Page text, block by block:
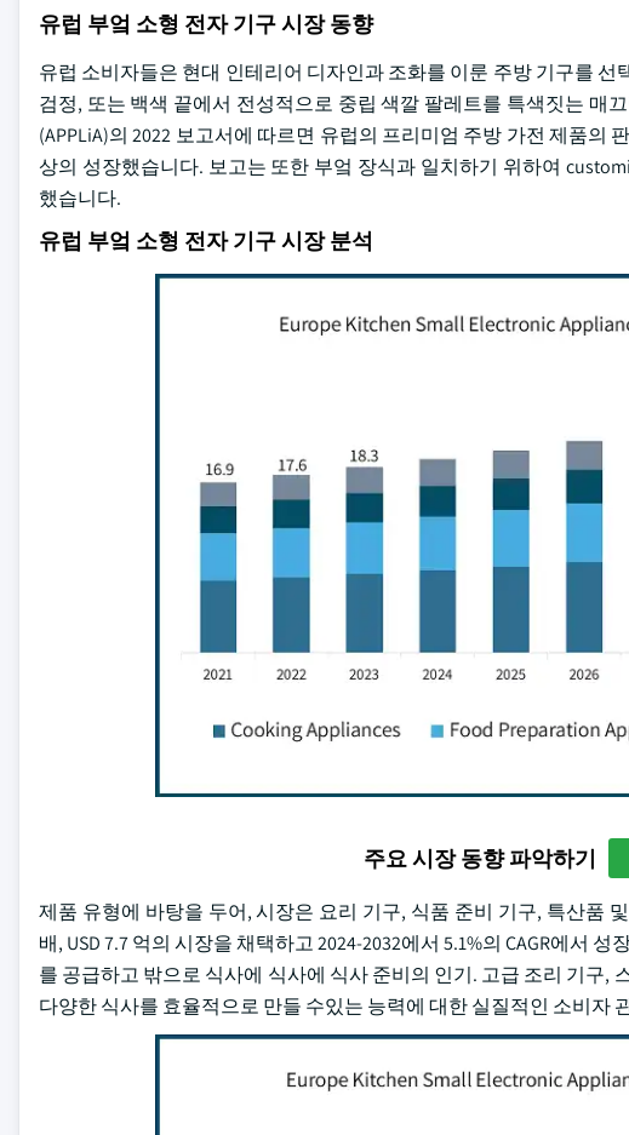
유럽 부엌 소형 전자 기구 시장 동향
유럽 소비자들은 현대 인테리어 디자인과 조화를 이룬 주방 기구를
검정, 또는 백색 끝에서 전성적으로 중립 색깔 팔레트를 특색짓는 매
(APPLiA)의 2022 보고서에 따르면 유럽의 프리미엄 주방 가전 제품의
상의 성장했습니다. 보고는 또한 부엌 장식과 일치하기 위하여
했습니다.
유럽 부엌 소형 전자 기구 시장 분석
주요 시장 동향 파악하기
제품 유형에 바탕을 두어, 시장은 요리 기구, 식품 준비 기구, 특산품
배, USD 7.7 억의 시장을 채택하고 2024-2032에서 5.1%의 CAGR에서
를 공급하고 밖으로 식사에 식사에 식사 준비의 인기. 고급 조리 기구
다양한 식사를 효율적으로 만들 수있는 능력에 대한 실질적인 소비자